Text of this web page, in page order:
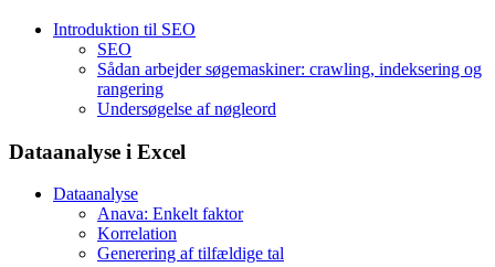
Introduktion til SEO
SEO
Sådan arbejder søgemaskiner: crawling, indeksering og
rangering
Undersøgelse af nøgleord
Dataanalyse i Excel
Dataanalyse
Anava: Enkelt faktor
Korrelation
Generering af tilfældige tal